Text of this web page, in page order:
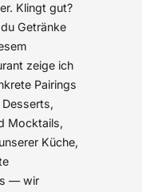
Klingt gut?
Getränke
zeige ich
Pairings
Mocktails,
Küche,
— wir